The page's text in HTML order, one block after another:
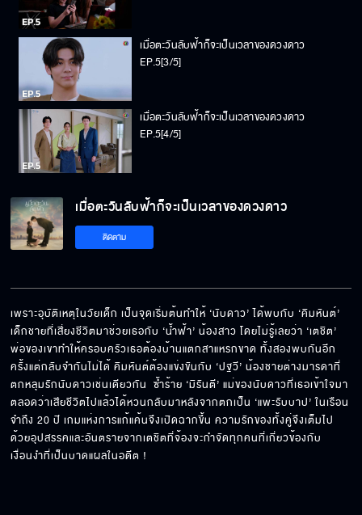
เมื่อตะวันลับฟ้าก็จะเป็นเวลาของดวงดาว
EP.5[3/5]
เมื่อตะวันลับฟ้าก็จะเป็นเวลาของดวงดาว
EP.5[4/5]
EP.5[5/5]
เมื่อตะวันลับฟ้าก็จะเป็นเวลาของดวงดาว
ติดตาม
เพราะอุบัติเหตุในวัยเด็ก เป็นจุดเริ่มต้นทำให้ ‘นับดาว’ ได้พบกับ ‘คิมหันต์’
เด็กชายที่เสี่ยงชีวิตมาช่วยเธอกับ ‘น้ำฟ้า’ น้องสาว โดยไม่รู้เลยว่า ‘เตชิต’
พ่อของเขาทำให้ครอบครัวเธอต้องบ้านแตกสาแหรกขาด ทั้งสองพบกันอีก
ครั้งแต่กลับจำกันไม่ได้ คิมหันต์ต้องแข่งขันกับ ‘ปฐวี’ น้องชายต่างมารดาที่
ตกหลุมรักนับดาวเช่นเดียวกัน  ซ้ำร้าย ‘มิรันตี’ แม่ของนับดาวที่เธอเข้าใจมา
ตลอดว่าเสียชีวิตไปแล้วได้หวนกลับมาหลังจากตกเป็น ‘แพะรับบาป’ ในเรือน
จำถึง 20 ปี เกมแห่งการแก้แค้นจึงเปิดฉากขึ้น ความรักของทั้งคู่จึงเต็มไป
ด้วยอุปสรรคและอันตรายจากเตชิตที่จ้องจะกำจัดทุกคนที่เกี่ยวข้องกับ
เงื่อนงำที่เป็นบาดแผลในอดีต !